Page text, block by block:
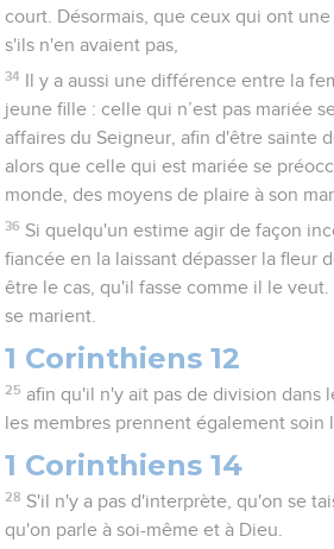
court. Désormais, que ceux qui ont
s'ils n'en avaient pas,
34
Il y a aussi une différence entre la
jeune fille : celle qui n’est pas mariée
affaires du Seigneur, afin d'être sainte
alors que celle qui est mariée se
monde, des moyens de plaire à son
36 Si quelqu'un estime agir de façon
fiancée en la laissant dépasser la fleur
être le cas, qu'il fasse comme il le
se marient.
1 Corinthiens 12
25 afin qu'il n'y ait pas de division dans
les membres prennent également soin
1 Corinthiens 14
28 S'il n'y a pas d'interprète, qu'on se
qu'on parle à soi-même et à Dieu.